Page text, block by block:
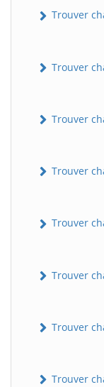
Trouver
Trouver
Trouver
Trouver
Trouver
Trouver
Trouver
Trouver